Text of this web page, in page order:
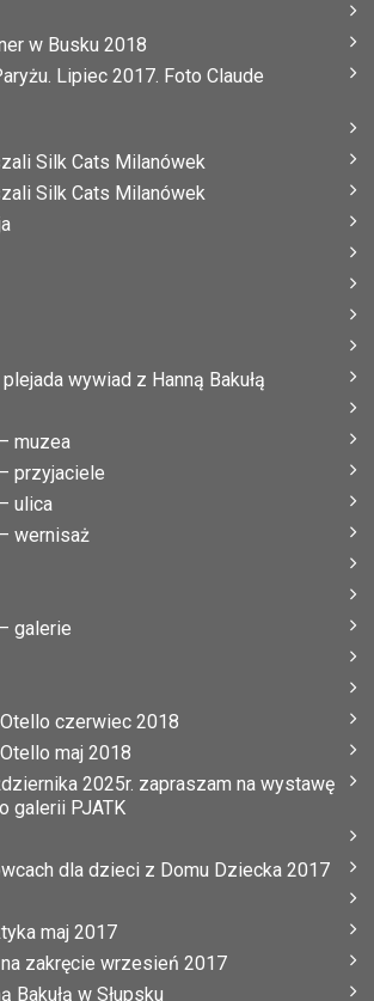
w Busku 2018
Lipiec 2017. Foto Claude
Silk Cats Milanówek
Silk Cats Milanówek
wywiad z Hanną Bakułą
muzea
przyjaciele
ulica
wernisaż
galerie
czerwiec 2018
maj 2018
2025r. zapraszam na wystawę
galerii PJATK
dla dzieci z Domu Dziecka 2017
maj 2017
zakręcie wrzesień 2017
Bakułą w Słupsku